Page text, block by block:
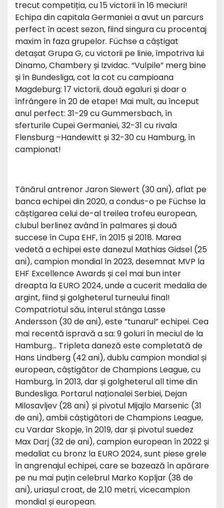
trecut competiția, cu 15 victorii în 16 meciuri!
Echipa din capitala Germaniei a avut un parcurs
perfect în acest sezon, fiind singura cu procentaj
maxim în faza grupelor. Füchse a câștigat
detașat Grupa G, cu victorii pe linie, împotriva lui
Dinamo, Chambery și Izvidac. “Vulpile” merg bine
și în Bundesliga, cot la cot cu campioana
Magdeburg: 17 victorii, două egaluri și doar o
înfrângere în 20 de etape! Mai mult, au început
anul perfect: 31-29 cu Gummersbach, în
sferturile Cupei Germaniei, 32-31 cu rivala
Flensburg –Handewitt și 32-30 cu Hamburg, în
campionat!
Tânărul antrenor Jaron Siewert (30 ani), aflat pe
banca echipei din 2020, a condus-o pe Füchse la
câștigarea celui de-al treilea trofeu european,
clubul berlinez având în palmares și două
succese în Cupa EHF, în 2015 și 2018. Marea
vedetă a echipei este danezul Mathias Gidsel (25
ani), campion mondial în 2023, desemnat MVP la
EHF Excellence Awards și cel mai bun inter
dreapta la EURO 2024, unde a cucerit medalia de
argint, fiind și golgheterul turneului final!
Compatriotul său, interul stânga Lasse
Andersson (30 de ani), este ”tunarul” echipei. Cea
mai recentă ispravă a sa: 9 goluri în meciul de la
Hamburg… Tripleta daneză este completată de
Hans Lindberg (42 ani), dublu campion mondial și
european, câștigător de Champions League, cu
Hamburg, în 2013, dar și golgheterul all time din
Bundesliga. Portarul naționalei Serbiei, Dejan
Milosavljev (28 ani) și pivotul Mijajlo Marsenic (31
de ani), ambii câștigători de Champions League,
cu Vardar Skopje, în 2019, dar și pivotul suedez
Max Darj (32 de ani), campion european în 2022 și
medaliat cu bronz la EURO 2024, sunt piese grele
în angrenajul echipei, care se bazează în apărare
pe nu mai puțin celebrul Marko Kopljar (38 de
ani), uriașul croat, de 2,10 metri, vicecampion
mondial și european.